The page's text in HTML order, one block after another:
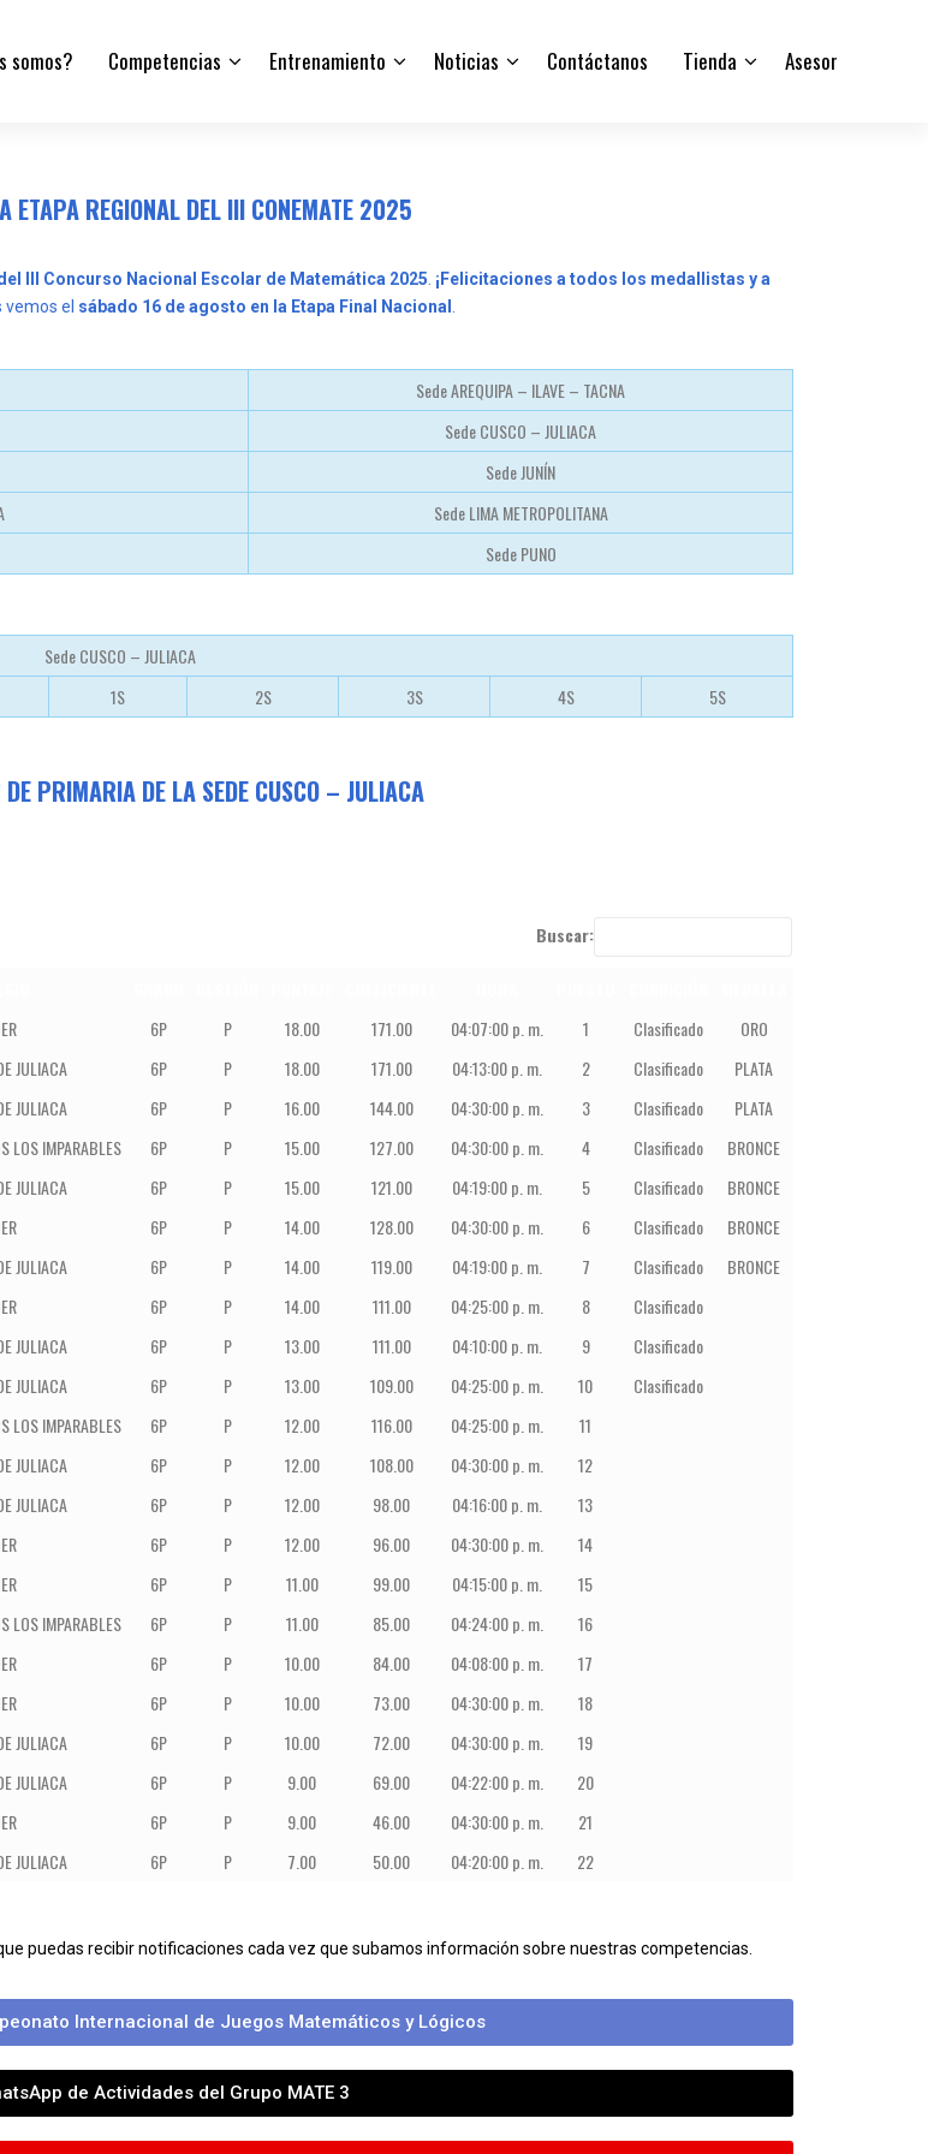
somos? Competencias Entrenamiento Noticias Contáctanos Tienda Asesor
ETAPA REGIONAL DEL III CONEMATE 2025
III Concurso Nacional Escolar de Matemática 2025 ¡Felicitaciones a todos los medallistas y a
vemos el sábado 16 de agosto en la Etapa Final Nacional
Sede AREQUIPA – ILAVE – TACNA
Sede CUSCO – JULIACA
Sede JUNÍN
Sede LIMA METROPOLITANA
Sede PUNO
Sede CUSCO – JULIACA
1S 2S 3S 4S 5S
PRIMARIA DE LA SEDE CUSCO – JULIACA
Buscar:
6P P 18.00 171.00 04:07:00 p. m. 1 Clasificado
ORO
JULIACA 6P P 18.00 171.00 04:13:00 p. m. 2 Clasificado
PLATA
JULIACA 6P P 16.00 144.00 04:30:00 p. m. 3 Clasificado
PLATA
LOS IMPARABLES 6P P 15.00 127.00 04:30:00 p. m. 4 Clasificado
BRONCE
JULIACA 6P P 15.00 121.00 04:19:00 p. m. 5 Clasificado
BRONCE
6P P 14.00 128.00 04:30:00 p. m. 6 Clasificado
BRONCE
JULIACA 6P P 14.00 119.00 04:19:00 p. m. 7 Clasificado
BRONCE
6P P 14.00 111.00 04:25:00 p. m. 8
Clasificado
JULIACA 6P P 13.00 111.00 04:10:00 p. m. 9
Clasificado
JULIACA 6P P 13.00 109.00 04:25:00 p. m. 10
Clasificado
LOS IMPARABLES 6P P 12.00 116.00 04:25:00 p. m.
11
JULIACA 6P P 12.00 108.00 04:30:00 p. m.
12
JULIACA 6P P 12.00 98.00 04:16:00 p. m.
13
6P P 12.00 96.00 04:30:00 p. m.
14
6P P 11.00 99.00 04:15:00 p. m.
15
LOS IMPARABLES 6P P 11.00 85.00 04:24:00 p. m.
16
6P P 10.00 84.00 04:08:00 p. m.
17
6P P 10.00 73.00 04:30:00 p. m.
18
JULIACA 6P P 10.00 72.00 04:30:00 p. m.
19
JULIACA 6P P 9.00 69.00 04:22:00 p. m.
20
6P P 9.00 46.00 04:30:00 p. m.
21
JULIACA 6P P 7.00 50.00 04:20:00 p. m. 22
puedas recibir notificaciones cada vez que subamos información sobre nuestras competencias.
Internacional de Juegos Matemáticos y Lógicos
de Actividades del Grupo MATE 3